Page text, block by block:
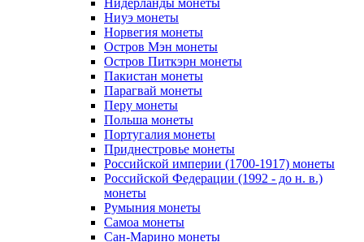
Нидерланды монеты
Ниуэ монеты
Норвегия монеты
Остров Мэн монеты
Остров Питкэрн монеты
Пакистан монеты
Парагвай монеты
Перу монеты
Польша монеты
Португалия монеты
Приднестровье монеты
Российской империи (1700-1917) монеты
Российской Федерации (1992 - до н. в.)
монеты
Румыния монеты
Самоа монеты
Сан-Марино монеты